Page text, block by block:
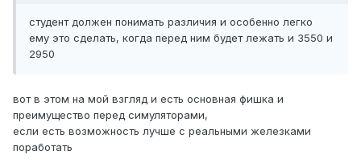
студент должен понимать различия и особенно легко
ему это сделать, когда перед ним будет лежать и 3550 и
2950
вот в этом на мой взгляд и есть основная фишка и
преимущество перед симуляторами,
если есть возможность лучше с реальными железками
поработать